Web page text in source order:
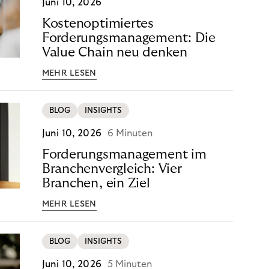
Juni 10, 2026
Kostenoptimiertes
Forderungsmanagement: Die
Value Chain neu denken
MEHR LESEN
BLOG INSIGHTS
Juni 10, 2026 6 Minuten
Forderungsmanagement im
Branchenvergleich: Vier
Branchen, ein Ziel
MEHR LESEN
BLOG INSIGHTS
Juni 10, 2026 5 Minuten